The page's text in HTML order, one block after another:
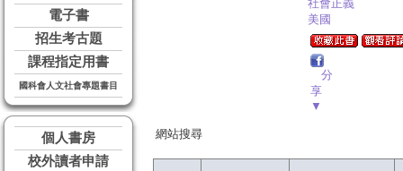
電子書
招生考古題
課程指定用書
國科會人文社會專題書目
個人書房
校外讀者申請
社會正義
美國
分
享
▼
網站搜尋